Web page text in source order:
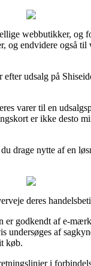
webbutikker,
endvidere også
udsalg på
varer til en
er ikke desto
drage nytte af en
deres
godkendt af e-
af
køb.
i